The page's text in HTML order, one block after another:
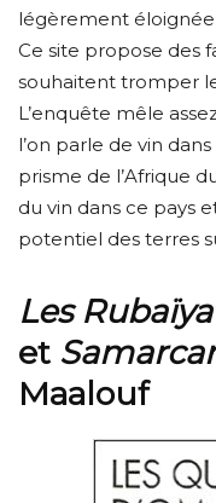
légèrement éloignée
Ce site propose des
souhaitent tromper
L’enquête mêle
l’on parle de vin
prisme de l’Afrique
du vin dans ce pays
potentiel des terres
Les
et
Maalouf